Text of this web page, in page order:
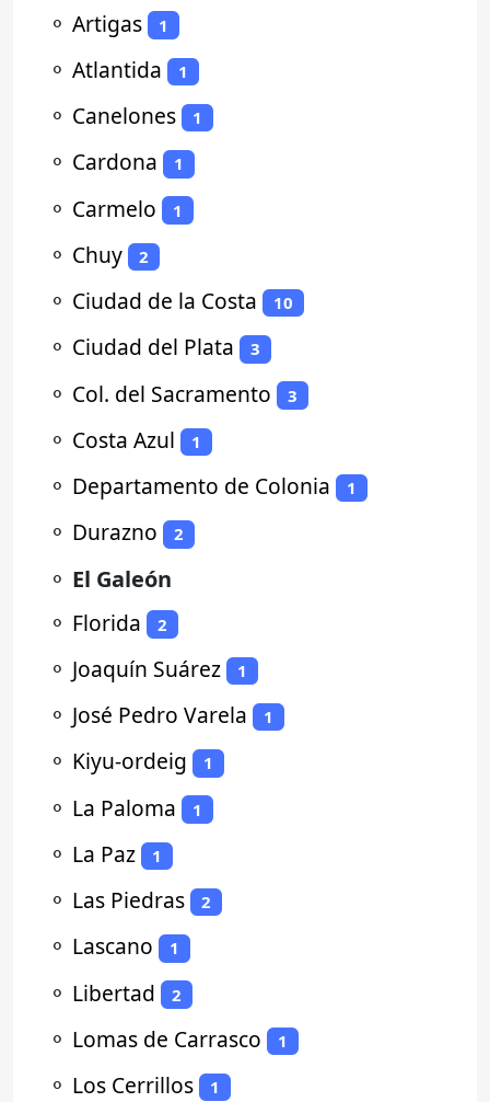
⚬ Artigas 1
⚬ Atlantida 1
⚬ Canelones 1
⚬ Cardona 1
⚬ Carmelo 1
⚬ Chuy 2
⚬ Ciudad de la Costa 10
⚬ Ciudad del Plata 3
⚬ Col. del Sacramento 3
⚬ Costa Azul 1
⚬ Departamento de Colonia 1
⚬ Durazno 2
⚬ El Galeón
⚬ Florida 2
⚬ Joaquín Suárez 1
⚬ José Pedro Varela 1
⚬ Kiyu-ordeig 1
⚬ La Paloma 1
⚬ La Paz 1
⚬ Las Piedras 2
⚬ Lascano 1
⚬ Libertad 2
⚬ Lomas de Carrasco 1
⚬ Los Cerrillos 1